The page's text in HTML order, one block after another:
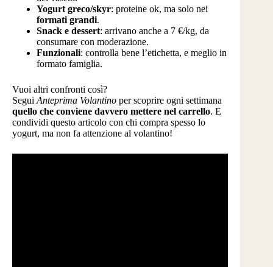
Yogurt greco/skyr: proteine ok, ma solo nei
formati grandi.
Snack e dessert: arrivano anche a 7 €/kg, da
consumare con moderazione.
Funzionali: controlla bene l’etichetta, e meglio in
formato famiglia.
Vuoi altri confronti così?
Segui Anteprima Volantino per scoprire ogni settimana
quello che conviene davvero mettere nel carrello. E
condividi questo articolo con chi compra spesso lo
yogurt, ma non fa attenzione al volantino!